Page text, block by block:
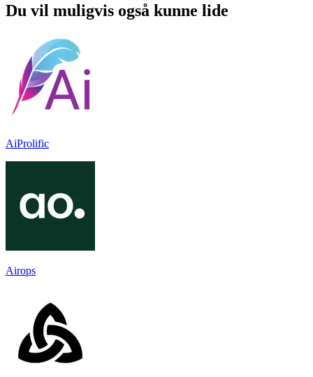
Du vil muligvis også kunne lide
AiProlific
Airops